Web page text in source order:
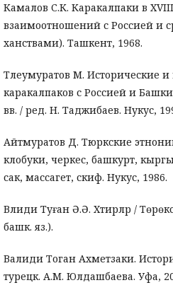
Камалов С.К. Каракалпаки в
взаимоотношений с Россией и
ханствами). Ташкент, 1968.
Тлеумуратов М. Исторические и
каракалпаков с Россией и
вв. / ред. Н. Таджибаев. Нукус,
Айтмуратов Д. Тюркские
клобуки, черкес, башкурт,
сак, массагет, скиф. Нукус, 1986.
Вәлиди Туған Ә.Ә. Хәтирәләр /
башк. яз.).
Валиди Тоган Ахметзаки.
турецк. А.М. Юлдашбаева. Уфа,